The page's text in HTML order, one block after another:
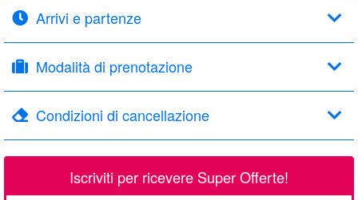
Arrivi e partenze
Modalità di prenotazione
Condizioni di cancellazione
Iscriviti per ricevere Super Offerte!